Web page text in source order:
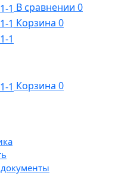
В сравнении 0
Корзина 0
Корзина 0